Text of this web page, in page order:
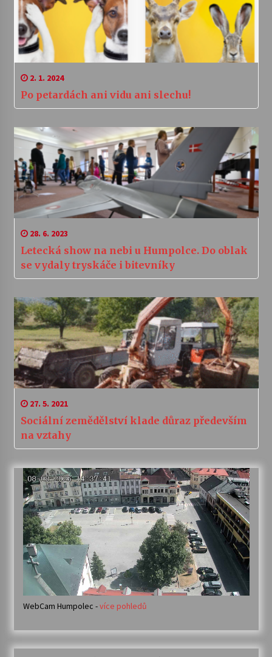
2. 1. 2024
Po petardách ani vidu ani slechu!
28. 6. 2023
Letecká show na nebi u Humpolce. Do oblak
se vydaly tryskáče i bitevníky
27. 5. 2021
Sociální zemědělství klade důraz především
na vztahy
WebCam Humpolec -více pohledů